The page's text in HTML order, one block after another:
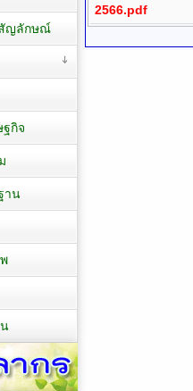
2566.pdf
ญลักษณ์
กิจ
าน